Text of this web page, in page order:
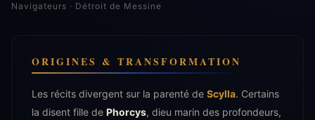
Navigateurs · Détroit de Messine
ORIGINES & TRANSFORMATION
Les récits divergent sur la parenté de Scylla. Certains
la disent fille de Phorcys, dieu marin des profondeurs,